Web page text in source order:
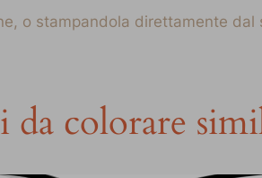
o stampandola direttamente
da colorare